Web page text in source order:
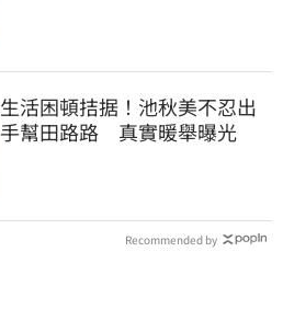
生活困頓拮据！池秋美不忍出
手幫田路路 真實暖舉曝光
Recommended by